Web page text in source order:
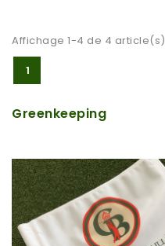
Affichage 1-4 de 4 article(s)
1
Greenkeeping